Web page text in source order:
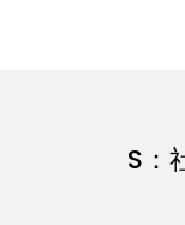
S：